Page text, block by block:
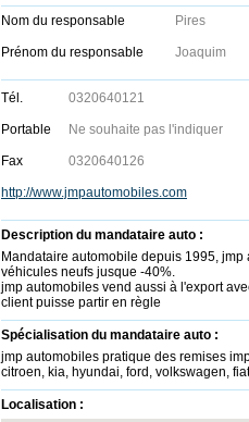
Nom du responsable Pires
Prénom du responsable Joaquim
Tél. 0320640121
Portable Ne souhaite pas l'indiquer
Fax 0320640126
http://www.jmpautomobiles.com
Description du mandataire auto :
Mandataire automobile depuis 1995,
véhicules neufs jusque -40%.
jmp automobiles vend aussi à l'export
client puisse partir en règle
Spécialisation du mandataire auto :
jmp automobiles pratique des remises
citroen, kia, hyundai, ford, volkswagen, fiat
Localisation :